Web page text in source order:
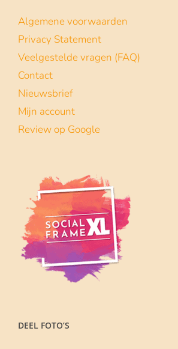
Algemene voorwaarden
Privacy Statement
Veelgestelde vragen (FAQ)
Contact
Nieuwsbrief
Mijn account
Review op Google
DEEL FOTO’S